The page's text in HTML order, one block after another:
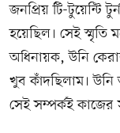
জনপ্রিয় টি-টুয়েন্টি
হয়েছিল। সেই
অধিনায়ক, উনি
খুব কাঁদছিলাম। উনি
সেই সম্পর্কই